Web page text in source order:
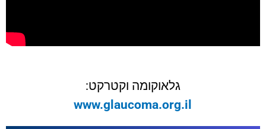
גלאוקומה וקטרקט:
www.glaucoma.org.il